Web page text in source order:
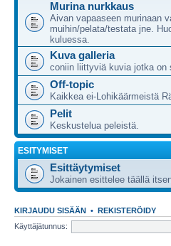
Murina nurkkaus
Aivan vapaaseen murinaan
muihin/pelata/testata jne.
kuluessa.
Kuva galleria
coniin liittyviä kuvia jotka on
Off-topic
Kaikkea ei-Lohikäärmeistä
Pelit
Keskustelua peleistä.
ESITYMISET
Esittäytymiset
Jokainen esittelee täällä
KIRJAUDU SISÄÄN • REKISTERÖIDY
Käyttäjätunnus: